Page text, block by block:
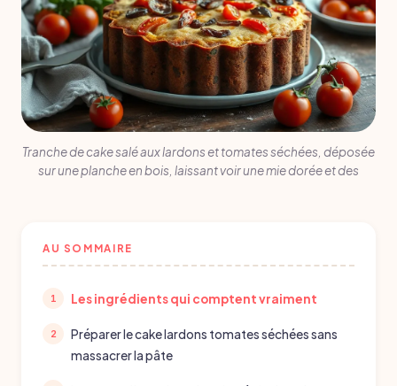
Tranche de cake salé aux lardons et tomates séchées, déposée
sur une planche en bois, laissant voir une mie dorée et des
AU SOMMAIRE
Les ingrédients qui comptent vraiment
Préparer le cake lardons tomates séchées sans
massacrer la pâte